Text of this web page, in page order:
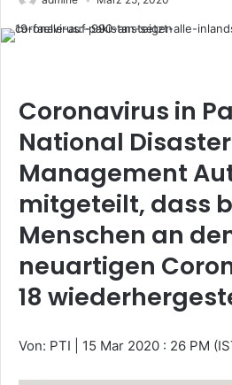
Coronavirus in
National Disaster
Management
mitgeteilt, dass
Menschen an
neuartigen
18
Von: PTI 15 Mar 2020 : 26 PM